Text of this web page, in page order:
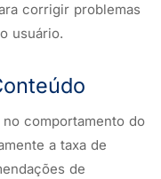
corrigir problemas
usuário.
comportamento do
a taxa de
de